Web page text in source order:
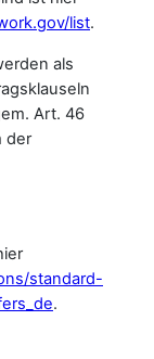
list.
als
Art. 46
der
standard-
.